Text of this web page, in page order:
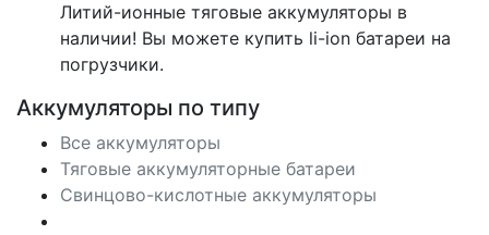
Литий-ионные тяговые аккумуляторы в
наличии! Вы можете купить li-ion батареи на
погрузчики.
Аккумуляторы по типу
Все аккумуляторы
Тяговые аккумуляторные батареи
Свинцово-кислотные аккумуляторы